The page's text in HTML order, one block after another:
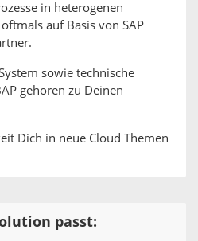
in heterogenen
auf Basis von SAP
sowie technische
gehören zu Deinen
Dich in neue Cloud Themen
passt: